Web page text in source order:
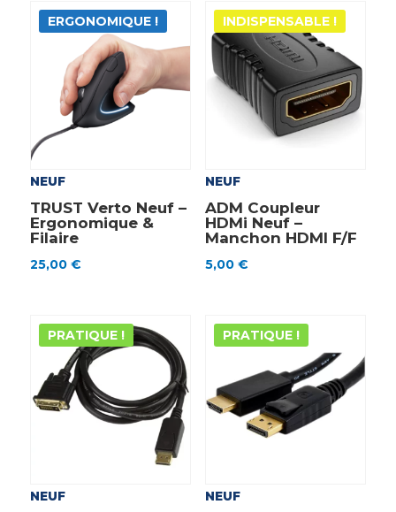
ERGONOMIQUE !
NEUF
TRUST Verto Neuf –
Ergonomique &
Filaire
25,00 €
INDISPENSABLE !
NEUF
ADM Coupleur
HDMi Neuf –
Manchon HDMI F/F
5,00 €
PRATIQUE !
NEUF
PRATIQUE !
NEUF